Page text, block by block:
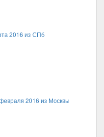
2016 из СПб
2016 из Москвы